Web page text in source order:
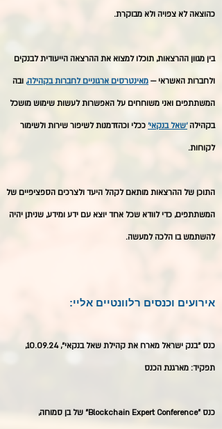
כהוצאה לא צפויה ולא מבוקרת.
בין מגוון ההרצאות, תוכלו למצוא את ההרצאה הייעודיתלבנקים
ולחברות האשראי — מאינטרסים ארגוניים לחברות בקהילה, ובה
המשתתפים ואני משוחחים על האפשרות לעשות שימוש מושכל
בקהילה ׳שאל בנקאי׳ ככלי וכהזדמנות לשיפור שירות ולשימור
לקוחות.
התוכן של ההרצאות מותאם לקהל היעד ולצרכים הספציפיים של
המשתתפים, כדי לוודא שכל אחד יוצא עם ידע ומידע, שניתן יהיה
להשתמש בו הלכה למעשה.
אירועים וכנסים רלוונטיים אליי:
כנס ״בנק ישראל מארח את קהילת שאל בנקאי״, 10.09.24,
תפקיד: מארגנת הכנס
כנס "Blockchain Expert Conference" של בן סמוחה,